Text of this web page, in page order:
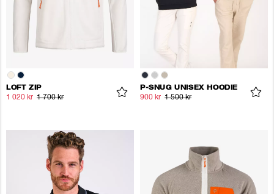
LOFT ZIP
1 020 kr 1 700 kr
P-SNUG UNISEX HOODIE
900 kr 1 500 kr